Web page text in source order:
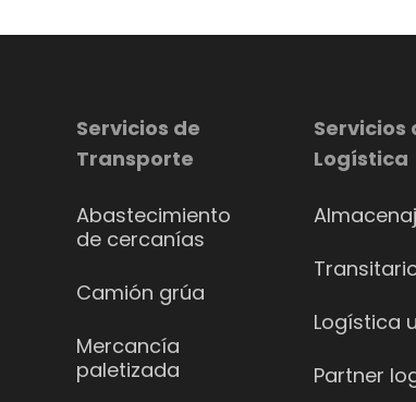
Servicios de
Transporte
Abastecimiento
de cercanías
Camión grúa
Mercancía
paletizada
Servicios
Logística
Logística
Partner